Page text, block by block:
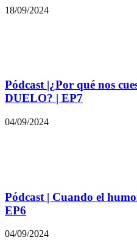
18/09/2024
Pódcast |¿Por qué nos
DUELO? | EP7
04/09/2024
Pódcast | Cuando el
EP6
04/09/2024